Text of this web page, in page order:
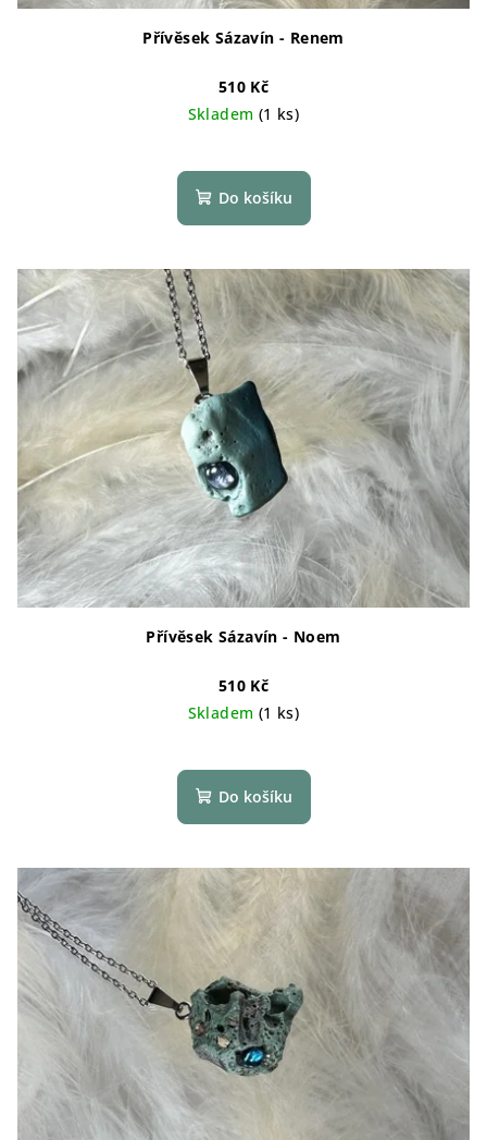
Přívěsek Sázavín - Renem
510 Kč
Skladem (1 ks)
Do košíku
Přívěsek Sázavín - Noem
510 Kč
Skladem (1 ks)
Do košíku